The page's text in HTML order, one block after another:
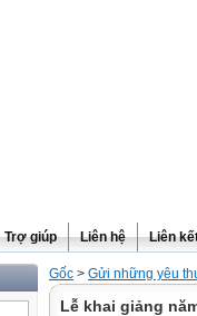
Trợ giúp Liên hệ Liên
Gốc > Gửi những yêu
Lễ khai giảng